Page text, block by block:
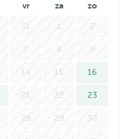
vr za zo
31 1 2
7 8 9
14 15 16
21 22 23
28 29 30